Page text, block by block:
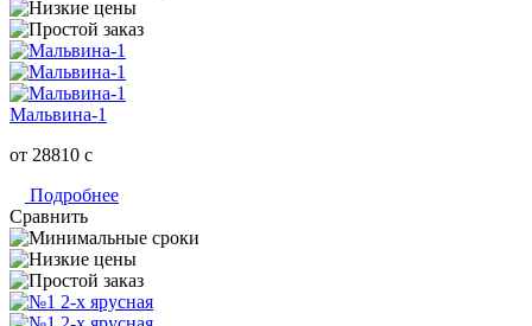
Мальвина-1
от 28810 c
Подробнее
Сравнить